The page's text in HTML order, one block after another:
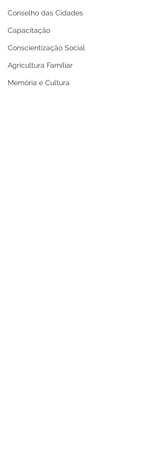
Conselho das Cidades
Capacitação
Conscientização Social
Agricultura Familiar
Memória e Cultura